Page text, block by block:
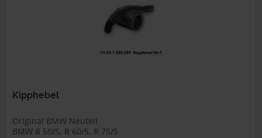
Kipphebel
Original BMW Neuteil
BMW R 50/5, R 60/5, R 75/5